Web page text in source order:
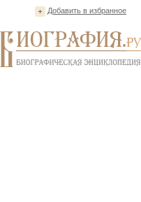
Добавить в избранное